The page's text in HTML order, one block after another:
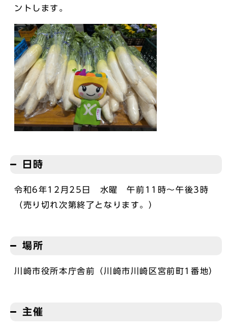
ントします。
日時
令和6年12月25日 水曜 午前11時～午後3時
（売り切れ次第終了となります。）
場所
川崎市役所本庁舎前（川崎市川崎区宮前町1番地）
主催